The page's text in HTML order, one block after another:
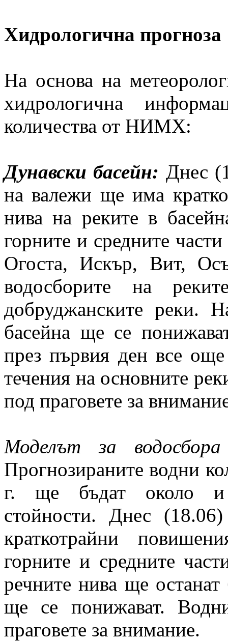
Хидрологична прогноза
На основа на
хидрологична
количества от НИМХ:
Дунавски басейн: Днес
на валежи ще има
нива на реките в
горните и средните
Огоста, Искър, Вит,
водосборите на
добруджанските реки.
басейна ще се
през първия ден все
течения на основните
под праговете за
Моделът за
Прогнозираните водни
г. ще бъдат около и
стойности. Днес
краткотрайни
горните и средните
речните нива ще
ще се понижават.
праговете за внимание.